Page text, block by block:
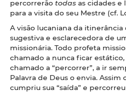
percorrerão todas as cidades e
para a visita do seu Mestre (cf. Lc
A visão lucaniana da
sugestiva e esclarecedora de
missionária. Todo profeta
chamado a nunca ficar
chamado a “percorrer”, a ir
Palavra de Deus o envia. Assim
cumpriu sua “saída” e